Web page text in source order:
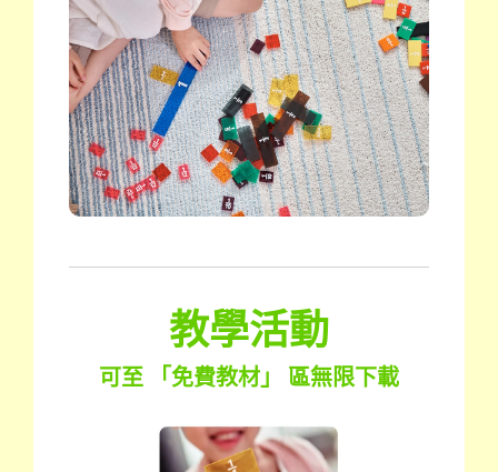
教學活動
可至 「免費教材」 區無限下載